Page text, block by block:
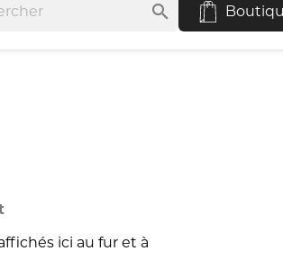
search
ici au fur et à